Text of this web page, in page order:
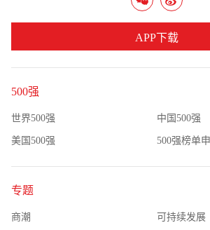
500强
世界500强 中国500强
美国500强 500强榜单
专题
商潮 可持续发展
APP下载